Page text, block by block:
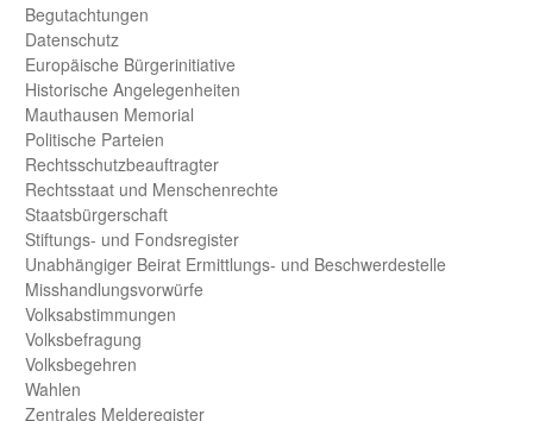
Begut­achtungen
Daten­schutz
Europäische Bürger­initiative
Historische Angelegen­heiten
Mauthausen Memorial
Politische Parteien
Rechts­schutz­beauftragter
Rechts­staat und Menschen­rechte
Staats­bürger­schaft
Stiftungs- und Fonds­register
Unab­hängiger Beirat Ermittlungs- und Beschwerde­stelle
Misshandlungs­vorwürfe
Volks­abstimmungen
Volks­befragung
Volks­begehren
Wahlen
Zentrales Melde­register